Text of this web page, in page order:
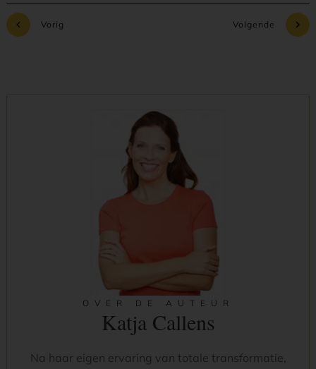
Vorig Volgende
OVER DE AUTEUR
Katja Callens
Na haar eigen ervaring van totale transformatie,